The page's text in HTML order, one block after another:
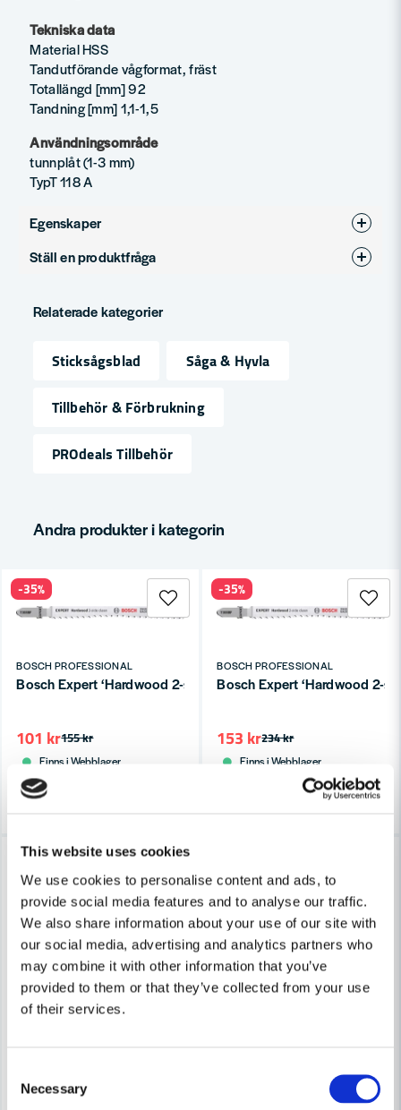
This website uses cookies
We use cookies to personalise content and ads, to
provide social media features and to analyse our traffic.
We also share information about your use of our site with
our social media, advertising and analytics partners who
may combine it with other information that you’ve
provided to them or that they’ve collected from your use
of their services.
Selection
Necessary
Tekniska data
Material HSS
Tandutförande vågformat, fräst
Totallängd [mm] 92
Tandning [mm] 1,1-1,5
Användningsområde
tunnplåt (1-3 mm)
TypT 118 A
Egenskaper
Produkttyp
Ställ en produktfråga
Fråga oss något om denna produkten...
Namn
email
Relaterade kategorier
Sticksågsblad
Såga & Hyvla
Tillbehör & Förbrukning
PROdeals Tillbehör
Andra produkter i kategorin
BOSCH PROFESSIONAL
Bosch Expert ‘Hardwood 2-side clean’ T 308 BF
155 kr
101 kr
Finns i Webblager
-35%
BOSCH PROFESSIONAL
Bosch Expert ‘Hardwood 2-
234 kr
153 kr
Finns i Webblager
Köp
-35%
Lagerrensning upp till
40%